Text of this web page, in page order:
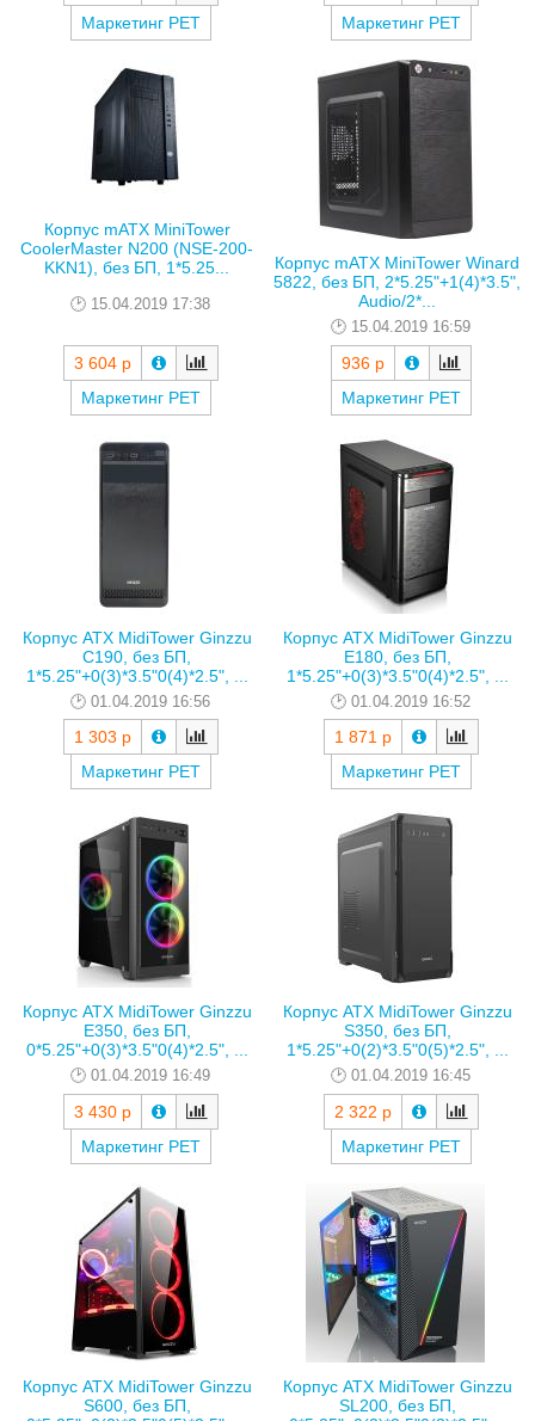
Маркетинг РЕТ
Маркетинг РЕТ
Корпус mATX MiniTower
CoolerMaster N200 (NSE-200-
KKN1), без БП, 1*5.25...
15.04.2019 17:38
3 604 р
Маркетинг РЕТ
Корпус mATX MiniTower Winard
5822, без БП, 2*5.25"+1(4)*3.5",
Audio/2*...
15.04.2019 16:59
936 р
Маркетинг РЕТ
Корпус ATX MidiTower Ginzzu
C190, без БП,
1*5.25"+0(3)*3.5"0(4)*2.5", ...
01.04.2019 16:56
1 303 р
Маркетинг РЕТ
Корпус ATX MidiTower Ginzzu
E180, без БП,
1*5.25"+0(3)*3.5"0(4)*2.5", ...
01.04.2019 16:52
1 871 р
Маркетинг РЕТ
Корпус ATX MidiTower Ginzzu
E350, без БП,
0*5.25"+0(3)*3.5"0(4)*2.5", ...
01.04.2019 16:49
3 430 р
Маркетинг РЕТ
Корпус ATX MidiTower Ginzzu
S350, без БП,
1*5.25"+0(2)*3.5"0(5)*2.5", ...
01.04.2019 16:45
2 322 р
Маркетинг РЕТ
Корпус ATX MidiTower Ginzzu
S600, без БП,
Корпус ATX MidiTower Ginzzu
SL200, без БП,